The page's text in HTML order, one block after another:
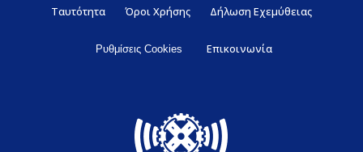
Ταυτότητα Όροι Χρήσης Δήλωση Εχεμύθειας
Ρυθμίσεις Cookies Επικοινωνία